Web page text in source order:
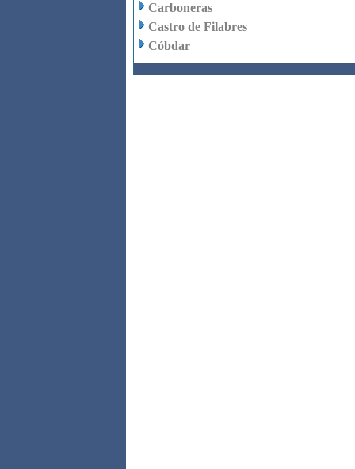
Carboneras
Castro de Filabres
Cóbdar